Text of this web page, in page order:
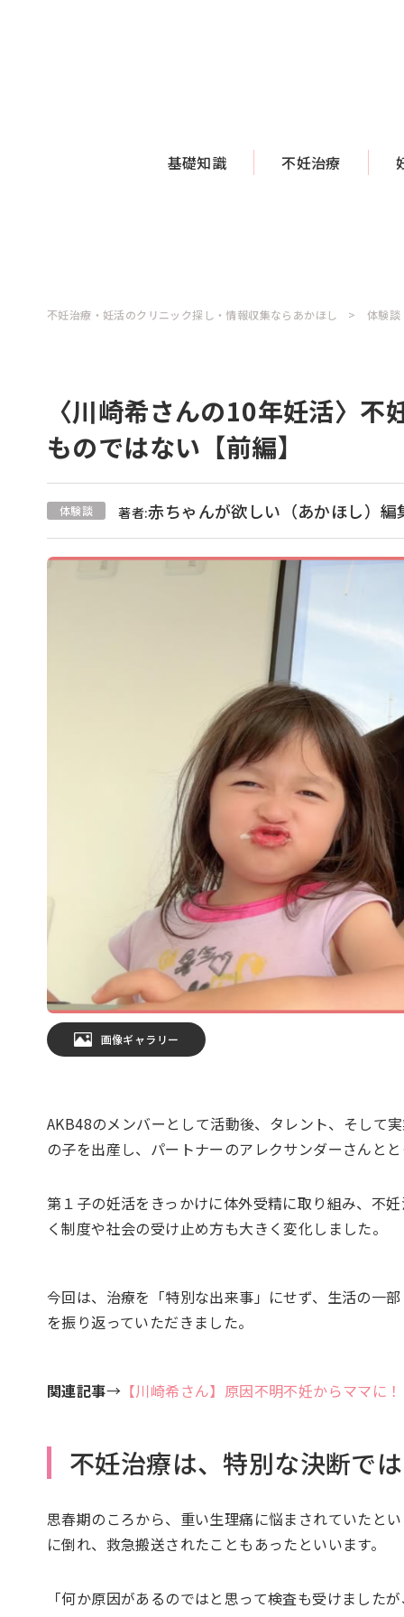
基礎知識 不妊治療
不妊治療・妊活のクリニック探し・情報収集ならあかほし 体験談
〈川崎希さんの10年妊活〉
ものではない【前編】
体験談 著者:赤ちゃんが欲しい（あかほし）編
画像ギャラリー
AKB48のメンバーとして活動後、タレント、そして
の子を出産し、パートナーのアレクサンダーさんと
第１子の妊活をきっかけに体外受精に取り組み、不
く制度や社会の受け止め方も大きく変化しました。
今回は、治療を「特別な出来事」にせず、生活の一
を振り返っていただきました。
関連記事→ 【川崎希さん】原因不明不妊からママに
不妊治療は、特別な決断で
思春期のころから、重い生理痛に悩まされていたと
に倒れ、救急搬送されたこともあったといいます。
「何か原因があるのではと思って検査も受けました